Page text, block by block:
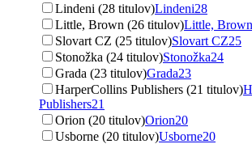
Lindeni (28 titulov)Lindeni28
Little, Brown (26 titulov)Little, Brown
Slovart CZ (25 titulov)Slovart CZ25
Stonožka (24 titulov)Stonožka24
Grada (23 titulov)Grada23
HarperCollins Publishers (21 titulov)
Publishers21
Orion (20 titulov)Orion20
Usborne (20 titulov)Usborne20